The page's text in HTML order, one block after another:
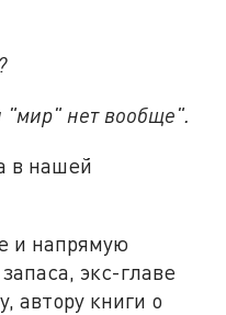
"мир" нет вообще".
в нашей
и напрямую
экс-главе
книги о